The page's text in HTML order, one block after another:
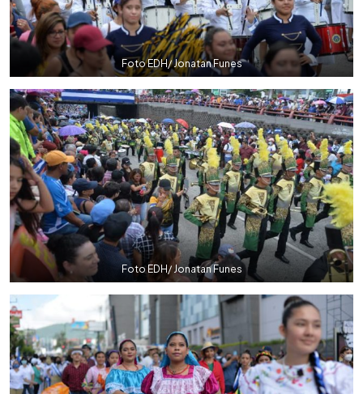
Foto EDH/ Jonatan Funes
Foto EDH/ Jonatan Funes